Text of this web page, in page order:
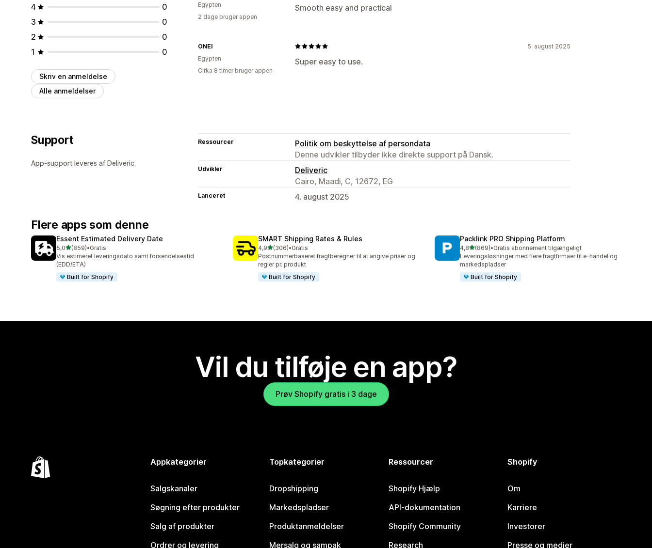
4
0
3
0
2
0
1
0
Skriv en anmeldelse
Alle anmeldelser
Smooth easy and practical
Egypten
2 dage bruger appen
5. august 2025
Super easy to use.
ONEI
Egypten
Cirka 8 timer bruger appen
Support
App-support leveres af Deliveric.
Ressourcer
Politik om beskyttelse af persondata
Denne udvikler tilbyder ikke direkte support på Dansk.
Udvikler
Deliveric
Cairo, Maadi, C, 12672, EG
Lanceret 4. august 2025
Flere apps som denne
Essent Estimated Delivery Date
5,0ud af 5 stjerner
(859)
859 anmeldelser i alt
•Gratis
Vis estimeret leveringsdato samt forsendelsestid
(EDD/ETA)
Built for Shopify
SMART Shipping Rates & Rules
4,9ud af 5 stjerner
(306)
306 anmeldelser i alt
•Gratis
Postnummerbaseret fragtberegner til at angive priser og
regler pr. produkt
Built for Shopify
Packlink PRO Shipping Platform
4,8ud af 5 stjerner
(869)
869 anmeldelser i alt
•Gratis abonnement tilgængeligt
Leveringsløsninger med flere fragtfirmaer til e-handel og
markedspladser
Built for Shopify
Vil du tilføje en app?
Prøv Shopify gratis i 3 dage
Appkategorier
Salgskanaler
Søgning efter produkter
Salg af produkter
Ordrer og levering
Topkategorier
Dropshipping
Markedspladser
Produktanmeldelser
Mersalg og sampak
Ressourcer
Shopify Hjælp
API-dokumentation
Shopify Community
Research
Shopify
Om
Karriere
Investorer
Presse og medier